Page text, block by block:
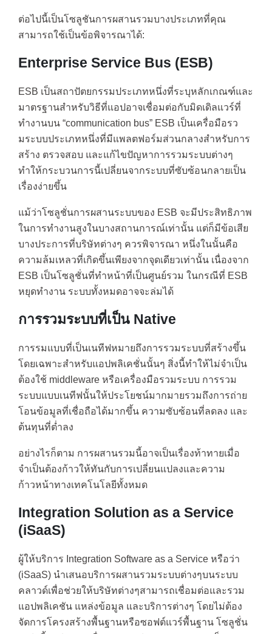
ต่อไปนี้เป็นโซลูชันการผสานรวมบางประเภทที่คุณ
สามารถใช้เป็นข้อพิจารณาได้:
Enterprise Service Bus (ESB)
ESB เป็นสถาปัตยกรรมประเภทหนึ่งที่ระบุหลักเกณฑ์และ
มาตรฐานสำหรับวิธีที่แอปอาจเชื่อมต่อกับมิดเดิลแวร์ที่
ทำงานบน “communication bus” ESB เป็นเครื่อมือรว
มระบบประเภทหนึ่งที่มีแพลตฟอร์มส่วนกลางสำหรับการ
สร้าง ตรวจสอบ และแก้ไขปัญหาการรวมระบบต่างๆ
ทำให้กระบวนการนี้เปลี่ยนจากระบบที่ซับซ้อนกลายเป็น
เรื่องง่ายขึ้น
แม้ว่าโซลูชั่นการผสานระบบของ ESB จะมีประสิทธิภาพ
ในการทำงานสูงในบางสถานการณ์เท่านั้น แต่ก็มีข้อเสีย
บางประการที่บริษัทต่างๆ ควรพิจารณา หนึ่งในนั้นคือ
ความล้มเหลวที่เกิดขึ้นเพียงจากจุดเดียวเท่านั้น เนื่องจาก
ESB เป็นโซลูชั่นที่ทำหน้าที่เป็นศูนย์รวม ในกรณีที่ ESB
หยุดทำงาน ระบบทั้งหมดอาจจะล่มได้
การรวมระบบที่เป็น Native
การรมแบบที่เป็นเนทีฟหมายถึงการรวมระบบที่สร้างขึ้น
โดยเฉพาะสำหรับแอปพลิเคชั่นนั้นๆ สิ่งนี้ทำให้ไม่จำเป็น
ต้องใช้ middleware หรือเครื่องมือรวมระบบ การรวม
ระบบแบบเนทีฟนั้นให้ประโยชน์มากมายรวมถึงการถ่าย
โอนข้อมูลที่เชื่อถือได้มากขึ้น ความซับซ้อนที่ลดลง และ
ต้นทุนที่ต่ำลง
อย่างไรก็ตาม การผสานรวมนี้อาจเป็นเรื่องท้าทายเมื่อ
จำเป็นต้องก้าวให้ทันกับการเปลี่ยนแปลงและความ
ก้าวหน้าทางเทคโนโลยีทั้งหมด
Integration Solution as a Service
(iSaaS)
ผู้ให้บริการ Integration Software as a Service หรือว่า
(iSaaS) นำเสนอบริการผสานรวมระบบต่างๆบนระบบ
คลาวด์เพื่อช่วยให้บริษัทต่างๆสามารถเชื่อมต่อและรวม
แอปพลิเคชัน แหล่งข้อมูล และบริการต่างๆ โดยไม่ต้อง
จัดการโครงสร้างพื้นฐานหรือซอฟต์แวร์พื้นฐาน โซลูชั่น